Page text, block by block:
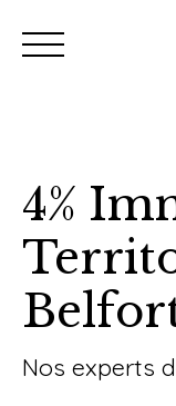
Nos bureaux
4%
Nos experts